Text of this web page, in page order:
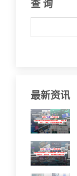
查 询
最新资讯